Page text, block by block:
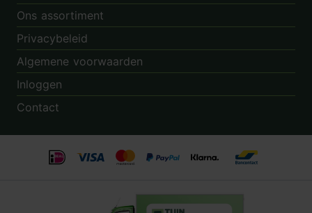
Ons assortiment
Privacybeleid
Algemene voorwaarden
Inloggen
Contact